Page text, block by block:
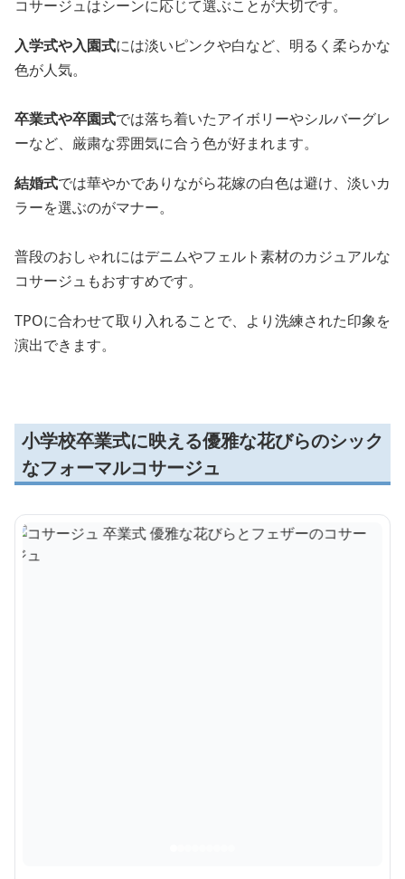
コサージュはシーンに応じて選ぶことが大切です。
入学式や入園式には淡いピンクや白など、明るく柔らかな
色が人気。
卒業式や卒園式では落ち着いたアイボリーやシルバーグレ
ーなど、厳粛な雰囲気に合う色が好まれます。
結婚式では華やかでありながら花嫁の白色は避け、淡いカ
ラーを選ぶのがマナー。
普段のおしゃれにはデニムやフェルト素材のカジュアルな
コサージュもおすすめです。
TPOに合わせて取り入れることで、より洗練された印象を
演出できます。
小学校卒業式に映える優雅な花びらのシック
なフォーマルコサージュ